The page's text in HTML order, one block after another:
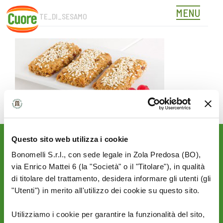
Questo sito web utilizza i cookie
Bonomelli S.r.l., con sede legale in Zola Predosa (BO),
via Enrico Mattei 6 (la "Società" o il "Titolare"), in qualità
di titolare del trattamento, desidera informare gli utenti (gli
"Utenti") in merito all'utilizzo dei cookie su questo sito.
Utilizziamo i cookie per garantire la funzionalità del sito,
Skip
MENU
BARRETTE_DI_SESAMO
novità del mondo Cuore:
SEGUICI SU:
PRIVACY AZIENDA